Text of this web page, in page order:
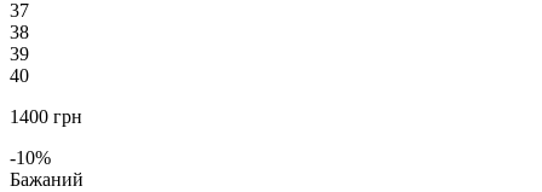
37
38
39
40
1400 грн
-10%
Бажаний